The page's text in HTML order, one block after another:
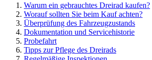
Warum ein gebrauchtes Dreirad kaufen?
Worauf sollten Sie beim Kauf achten?
Überprüfung des Fahrzeugzustands
Dokumentation und Servicehistorie
Probefahrt
Tipps zur Pflege des Dreirads